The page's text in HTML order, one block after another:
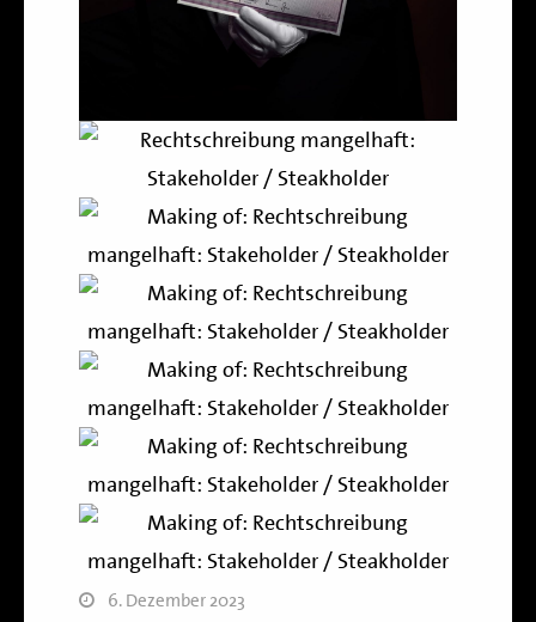
6. Dezember 2023